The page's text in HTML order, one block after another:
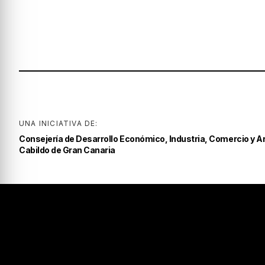
UNA INICIATIVA DE:
Consejería de Desarrollo Económico, Industria, Comercio y
Cabildo de Gran Canaria